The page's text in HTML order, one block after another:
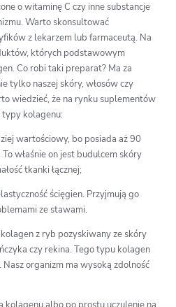
o witaminę C czy inne substancje
Warto skonsultować
z lekarzem lub farmaceutą. Na
których podstawowym
Co robi taki preparat? Ma za
tylko naszej skóry, włosów czy
wiedzieć, że na rynku suplementów
kolagenu:
wartościowy, bo posiada aż 90
właśnie on jest budulcem skóry
tkanki łącznej;
ścięgien. Przyjmują go
ze stawami.
z ryb pozyskiwany ze skóry
czy rekina. Tego typu kolagen
organizm ma wysoką zdolność